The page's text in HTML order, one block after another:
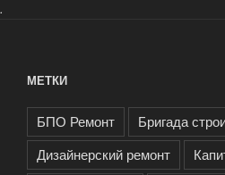
.
МЕТКИ
БПО Ремонт
Бригада
Дизайнерский ремонт